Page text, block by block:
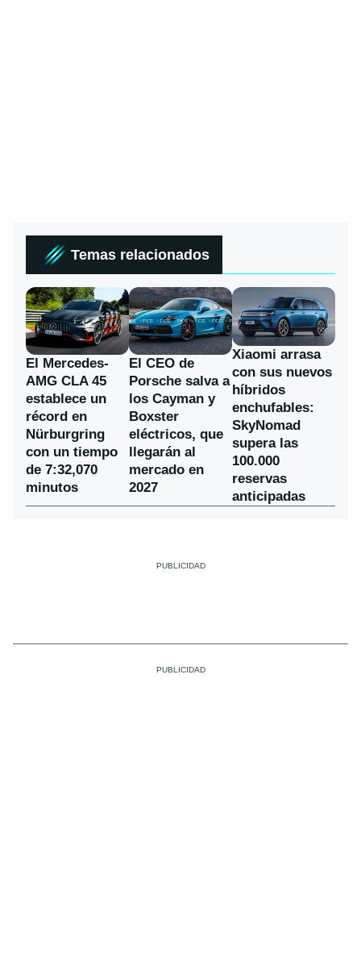
Temas relacionados
El Mercedes-
AMG CLA 45
establece un
récord en
Nürburgring
con un tiempo
de 7:32,070
minutos
El CEO de
Porsche salva a
los Cayman y
Boxster
eléctricos, que
llegarán al
mercado en
2027
Xiaomi arrasa
con sus nuevos
híbridos
enchufables:
SkyNomad
supera las
100.000
reservas
anticipadas